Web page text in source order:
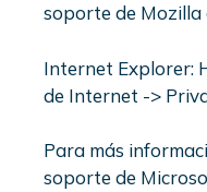
soporte de Mozilla
Internet Explorer:
de Internet ->
Para más
soporte de